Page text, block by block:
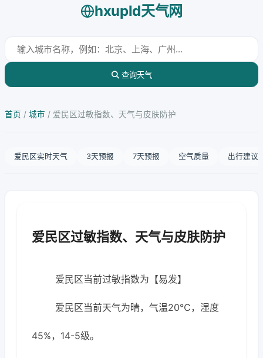
hxupld天气网
查询天气
首页 / 城市 / 爱民区过敏指数、天气与皮肤防护
爱民区实时天气 3天预报 7天预报 空气质量 出行建议
爱民区过敏指数、天气与皮肤防护
爱民区当前过敏指数为【易发】
爱民区当前天气为晴，气温20℃，湿度
45%，14-5级。